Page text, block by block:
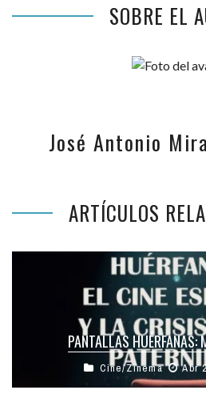
SOBRE EL
José Antonio
ARTÍCULOS
PANTALLAS HUÉRFANAS:
Cine/Zinema Abr